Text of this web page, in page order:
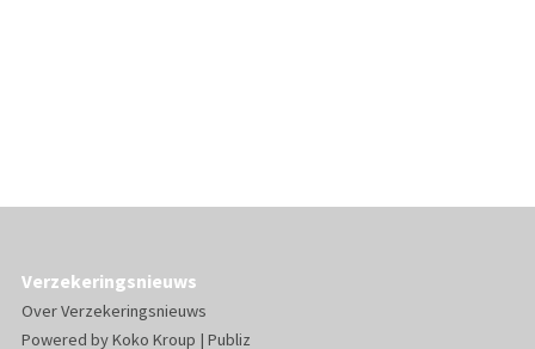
Verzekeringsnieuws
Over Verzekeringsnieuws
Powered byKoko Kroup | Publiz